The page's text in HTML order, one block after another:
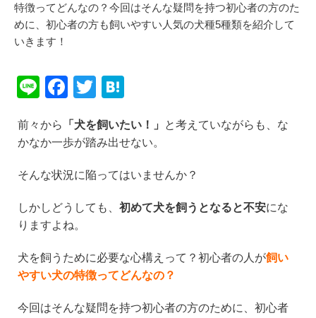
特徴ってどんなの？今回はそんな疑問を持つ初心者の方のた
めに、初心者の方も飼いやすい人気の犬種5種類を紹介して
いきます！
Li
e
F
c
e
b
o
o
T
tt
er
e
n
a
前々から 「犬を飼いたい！」
と考えていながらも、な
かなか一歩が踏み出せない。
そんな状況に陥ってはいませんか？
しかしどうしても、 初めて犬を飼うとなると不安にな
りますよね。
犬を飼うために必要な心構えって？初心者の人が飼い
やすい犬の特徴ってどんなの？
今回はそんな疑問を持つ初心者の方のために、初心者